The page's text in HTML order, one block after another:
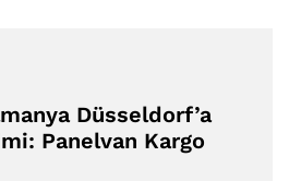
Düsseldorf’a
Panelvan Kargo